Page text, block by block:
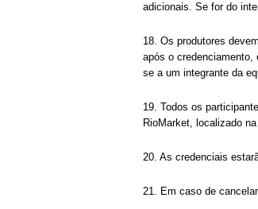
adicionais. Se for do
18. Os produtores
após o credenciamento,
se a um integrante da
19. Todos os
RioMarket, localizado
20. As credenciais
21. Em caso de